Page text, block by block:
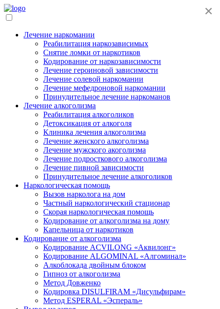
Лечение наркомании
Реабилитация наркозависимых
Снятие ломки от наркотиков
Кодирование от наркозависимости
Лечение героиновой зависимости
Лечение солевой наркомании
Лечение мефедроновой наркомании
Принудительное лечение наркоманов
Лечение алкоголизма
Реабилитация алкоголиков
Детоксикация от алкоголя
Клиника лечения алкоголизма
Лечение женского алкоголизма
Лечение мужского акоголизма
Лечение подросткового алкоголизма
Лечение пивной зависимости
Принудительное лечение алкоголиков
Наркологическая помощь
Вызов нарколога на дом
Частный наркологический стационар
Скорая наркологическая помощь
Кодирование от алкоголизма на дому
Капельница от наркотиков
Кодирование от алкоголизма
Кодирование ACVILONG «Аквилонг»
Кодирование ALGOMINAL «Алгоминал»
Алкоблокада двойным блоком
Гипноз от алкоголизма
Метод Довженко
Кодировка DISULFIRAM «Дисульфирам»
Метод ESPERAL «Эспераль»
×